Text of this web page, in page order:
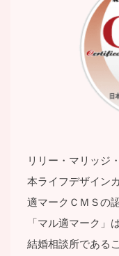
リリー・マリッジ
本ライフデザイン
適マークＣＭＳの
「マル適マーク」
結婚相談所である